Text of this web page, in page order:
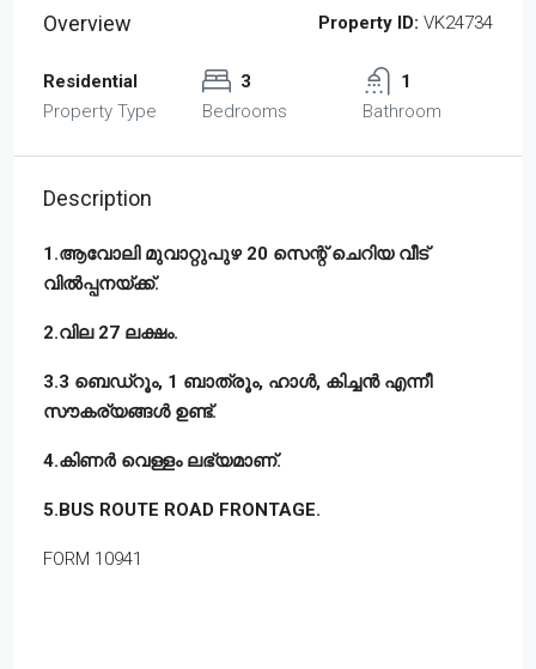
Overview Property ID: VK24734
Residential
Property Type
3
Bedrooms
1
Bathroom
Description
1.ആവോലി മുവാറ്റുപുഴ 20 സെന്റ് ചെറിയ വീട്
വിൽപ്പനയ്ക്ക്.
2.വില 27 ലക്ഷം.
3.3 ബെഡ്‌റൂം, 1 ബാത്രൂം, ഹാൾ, കിച്ചൻ എന്നീ
സൗകര്യങ്ങൾ ഉണ്ട്‌.
4.കിണർ വെള്ളം ലഭ്യമാണ്.
5.BUS ROUTE ROAD FRONTAGE.
FORM 10941